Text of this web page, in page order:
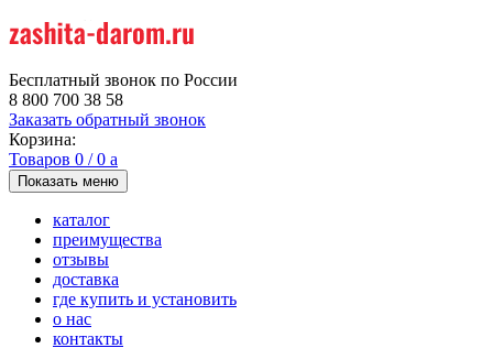
Бесплатный звонок по России
8 800 700 38 58
Заказать обратный звонок
Корзина:
Товаров 0 /0 a
Показать меню
каталог
преимущества
отзывы
доставка
где купить и установить
о нас
контакты